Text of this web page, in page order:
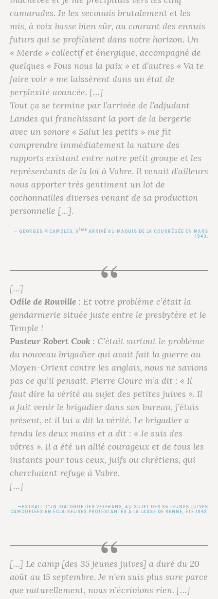
camarades. Je les secouais brutalement et les
mis, à voix basse bien sûr, au courant des ennuis
futurs qui se profilaient dans notre horizon. Un
« Merde » collectif et énergique, accompagné de
quelques « Fous nous la paix » et d’autres « Va te
faire voir » me laissèrent dans un état de
perplexité avancée. […]
Tout ça se termine par l’arrivée de l’adjudant
Landes qui franchissant la port de la bergerie
avec un sonore « Salut les petits » me fit
comprendre immédiatement la nature des
rapports existant entre notre petit groupe et les
représentants de la loi à Vabre. Il venait d’ailleurs
nous apporter très gentiment un lot de
cochonnailles diverses venant de sa production
personnelle […].
GEORGES PICAMOLES , 6 ÈME ARRIVÉ AU MAQUIS DE LA COURRÉGÉE EN MARS
1943.
[…]
Odile de Rouville : Et votre problème c’était la
gendarmerie située juste entre le presbytère et le
Temple !
Pasteur Robert Cook : C’était surtout le problème
du nouveau brigadier qui avait fait la guerre au
Moyen-Orient contre les anglais, nous ne savions
pas ce qu’il pensait. Pierre Gourc m’a dit : « Il
faut dire la vérité au sujet des petites juives ». Il
a fait venir le brigadier dans son bureau, j’étais
présent, et il lui a dit la vérité. Le brigadier a
tendu les deux mains et a dit : « Je suis des
vôtres ». Il a été un allié courageux et de tous les
instants pour tous ceux, juifs ou chrétiens, qui
cherchaient refuge à Vabre.
[…]
EXTRAIT D’UN DIALOGUE DES VÉTÉRANS, AU SUJET DES 35 JEUNES JUIVES
CAMOUFLÉES EN ÉCLAIREUSES PROTESTANTES À LA JASSE DE RENNE, ÉTÉ 1942.
[…] Le camp [des 35 jeunes juives] a duré du 20
août au 15 septembre. Je n’en suis plus sure parce
que naturellement, nous n’écrivions rien. […]